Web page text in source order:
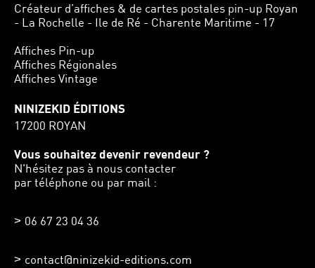
Créateur d’affiches & de cartes postales pin-up Royan
- La Rochelle - Ile de Ré - Charente Maritime - 17
Affiches Pin-up
Affiches Régionales
Affiches Vintage
NINIZEKID ÉDITIONS
17200 ROYAN
Vous souhaitez devenir revendeur ?
N'hésitez pas à nous contacter
par téléphone ou par mail :
06 67 23 04 36
contact@ninizekid-editions.com